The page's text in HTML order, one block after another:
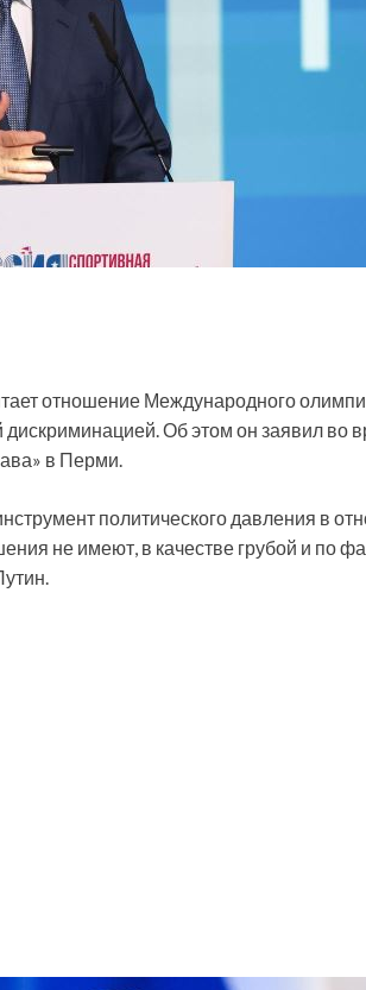
отношение Международного
Об этом он заявил во
в Перми.
политического давления в
не имеют, в качестве грубой и по